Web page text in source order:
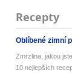
Recepty
Oblíbené zimní
Zmrzlina, jakou
10 nejlepších